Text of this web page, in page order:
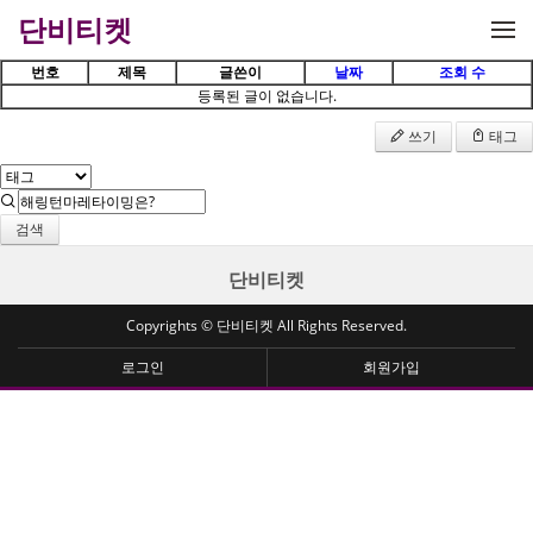
단비티켓
번호 제목 글쓴이 날짜
조회 수
등록된 글이 없습니다.
쓰기
태그
검색
단비티켓
Copyrights © 단비티켓 All Rights Reserved.
로그인 회원가입